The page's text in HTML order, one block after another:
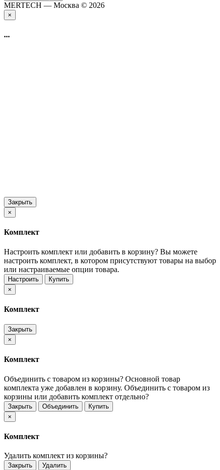
MERTECH — Москва © 2026
×
...
Закрыть
×
Комплект
Настроить комплект или добавить в корзину? Вы можете
настроить комплект, в котором присутствуют товары на выбор
или настраиваемые опции товара.
Настроить
Купить
×
Комплект
Закрыть
×
Комплект
Объединить с товаром из корзины? Основной товар
комплекта уже добавлен в корзину. Объединить с товаром из
корзины или добавить комплект отдельно?
Закрыть Объединить
Купить
×
Комплект
Удалить комплект из корзины?
Закрыть Удалить